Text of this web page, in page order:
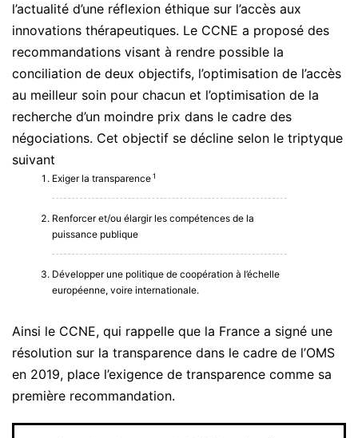
l’actualité d’une réflexion éthique sur l’accès aux
innovations thérapeutiques. Le CCNE a proposé des
recommandations visant à rendre possible la
conciliation de deux objectifs, l’optimisation de l’accès
au meilleur soin pour chacun et l’optimisation de la
recherche d’un moindre prix dans le cadre des
négociations. Cet objectif se décline selon le triptyque
suivant
Exiger la transparence1
Renforcer et/ou élargir les compétences de la
puissance publique
Développer une politique de coopération à l’échelle
européenne, voire internationale.
Ainsi le CCNE, qui rappelle que la France a signé une
résolution sur la transparence dans le cadre de l’OMS
en 2019, place l’exigence de transparence comme sa
première recommandation.